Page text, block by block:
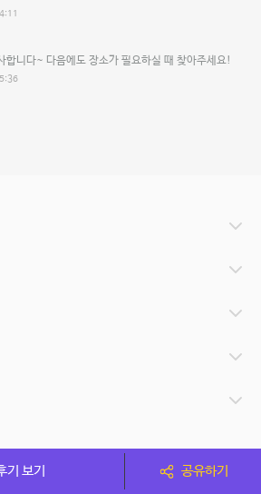
합니다~ 다음에도 장소가 필요하실 때 찾아주세요!
기 보기 공유하기